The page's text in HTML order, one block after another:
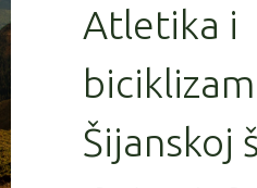
Atletika i
Šijanskoj